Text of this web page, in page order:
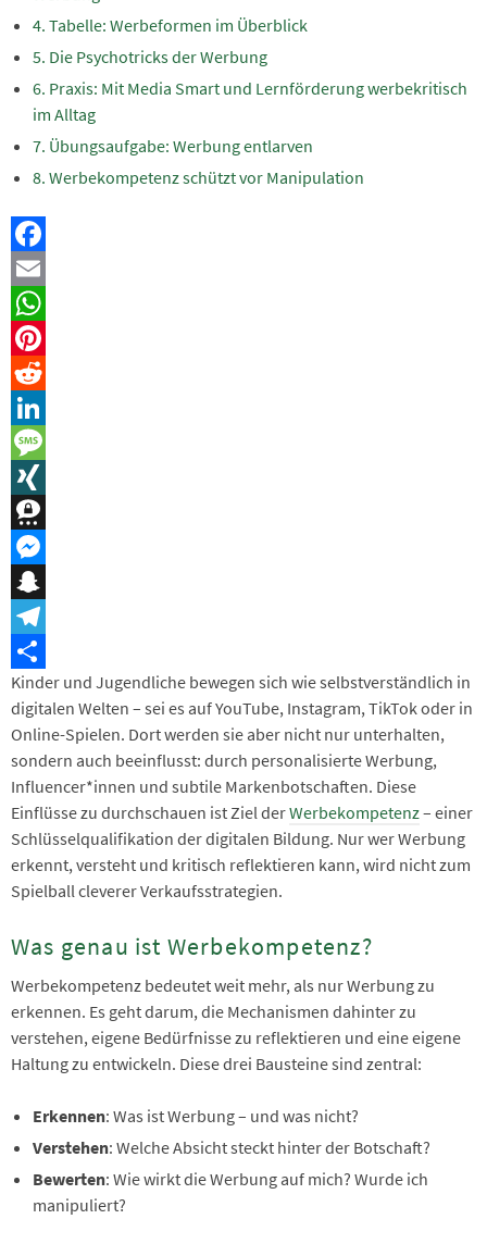
Tabelle: Werbeformen im Überblick
Die Psychotricks der Werbung
Praxis: Mit Media Smart und Lernförderung werbekritisch
im Alltag
Übungsaufgabe: Werbung entlarven
Werbekompetenz schützt vor Manipulation
Facebook
Email
WhatsApp
Pinterest
Reddit
LinkedIn
Message
XING
Threema
Messenger
Snapchat
Telegram
Teilen
Kinder und Jugendliche bewegen sich wie selbstverständlich in
digitalen Welten – sei es auf YouTube, Instagram, TikTok oder in
Online-Spielen. Dort werden sie aber nicht nur unterhalten,
sondern auch beeinflusst: durch personalisierte Werbung,
Influencer*innen und subtile Markenbotschaften. Diese
Einflüsse zu durchschauen ist Ziel derWerbekompetenz– einer
Schlüsselqualifikation der digitalen Bildung. Nur wer Werbung
erkennt, versteht und kritisch reflektieren kann, wird nicht zum
Spielball cleverer Verkaufsstrategien.
Was genau ist Werbekompetenz?
Werbekompetenz bedeutet weit mehr, als nur Werbung zu
erkennen. Es geht darum, die Mechanismen dahinter zu
verstehen, eigene Bedürfnisse zu reflektieren und eine eigene
Haltung zu entwickeln. Diese drei Bausteine sind zentral:
Erkennen: Was ist Werbung – und was nicht?
Verstehen: Welche Absicht steckt hinter der Botschaft?
Bewerten: Wie wirkt die Werbung auf mich? Wurde ich
manipuliert?